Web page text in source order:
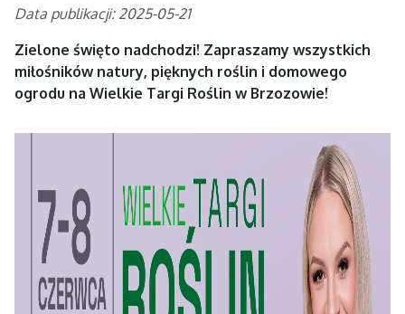
Data publikacji: 2025-05-21
Zielone święto nadchodzi! Zapraszamy wszystkich
miłośników natury, pięknych roślin i domowego
ogrodu na Wielkie Targi Roślin w Brzozowie!